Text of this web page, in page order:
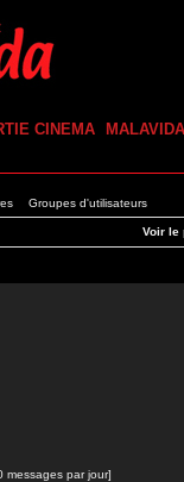
CINEMA MALAVIDA
Groupes d'utilisateurs
Voir le
par jour]